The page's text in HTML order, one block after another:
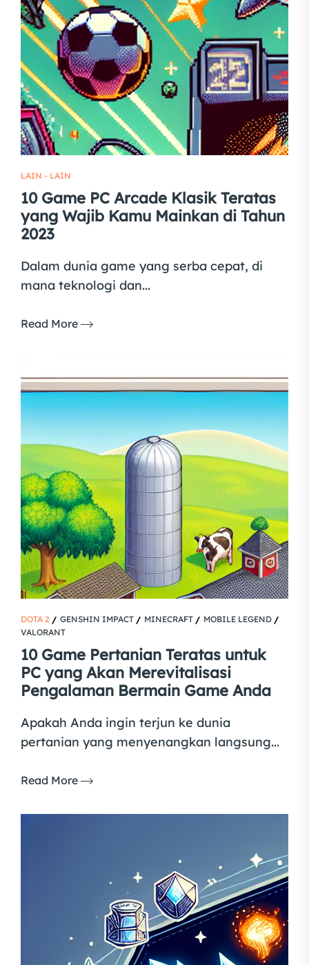
LAIN - LAIN
10 Game PC Arcade Klasik Teratas
yang Wajib Kamu Mainkan di Tahun
2023
Dalam dunia game yang serba cepat, di
mana teknologi dan...
Read More
DOTA 2 GENSHIN IMPACT MINECRAFT
MOBILE LEGEND
VALORANT
10 Game Pertanian Teratas untuk
PC yang Akan Merevitalisasi
Pengalaman Bermain Game Anda
Apakah Anda ingin terjun ke dunia
pertanian yang menyenangkan langsung...
Read More